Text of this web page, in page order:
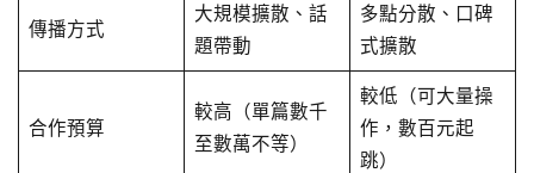
傳播方式
大規模擴散、話
題帶動
多點分散、口碑
式擴散
合作預算
較高（單篇數千
至數萬不等）
較低（可大量操
作，數百元起
跳）